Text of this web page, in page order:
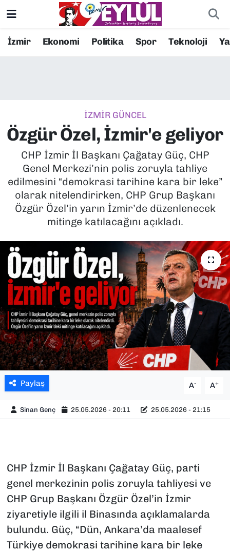
İzmir Ekonomi Politika Spor Teknoloji
İZMİR GÜNCEL
Özgür Özel, İzmir'e geliyor
CHP İzmir İl Başkanı Çağatay Güç, CHP
Genel Merkezi’nin polis zoruyla tahliye
edilmesini “demokrasi tarihine kara bir leke”
olarak nitelendirirken, CHP Grup Başkanı
Özgür Özel’in yarın İzmir’de düzenlenecek
mitinge katılacağını açıkladı.
Paylaş A- A+
Sinan Genç 25.05.2026 - 20:11 25.05.2026 - 21:15
CHP İzmir İl Başkanı Çağatay Güç, parti
genel merkezinin polis zoruyla tahliyesi ve
CHP Grup Başkanı Özgür Özel’in İzmir
ziyaretiyle ilgili il Binasında açıklamalarda
bulundu. Güç, “Dün, Ankara’da maalesef
Türkiye demokrasi tarihine kara bir leke
Resmi İlanlar
EKONOMİ
KÜLTÜR SANAT
MAGAZİN
POLİTİKA
SAĞLIK
SPOR
TEKNOLOJİ
YAŞAM
YEREL YÖNETİMLER
Konak Nöbetçi Eczaneler
Süper Lig Puan Durumu ve Fikstür
Tüm Manşetler
Son Dakika Haberleri
Haber Arşivi